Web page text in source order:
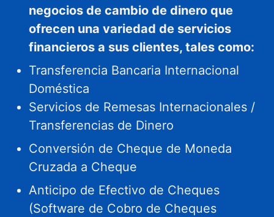
negocios de cambio de dinero que
ofrecen una variedad de servicios
financieros a sus clientes, tales como:
Transferencia Bancaria Internacional
Doméstica
Servicios de Remesas Internacionales /
Transferencias de Dinero
Conversión de Cheque de Moneda
Cruzada a Cheque
Anticipo de Efectivo de Cheques
(Software de Cobro de Cheques